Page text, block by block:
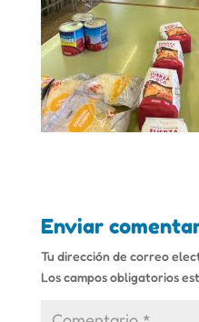
Enviar
Tu dirección de correo
Los campos obligatorios